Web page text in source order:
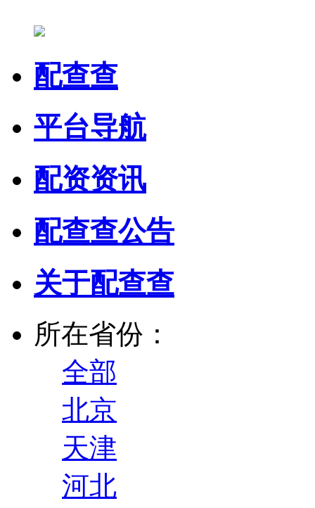
配查查
平台导航
配资资讯
配查查公告
关于配查查
所在省份：
全部
北京
天津
河北